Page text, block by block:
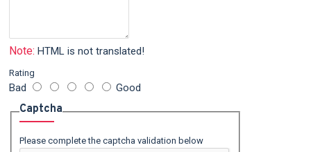
Note: HTML is not translated!
Rating
Bad Good
Captcha
Please complete the captcha validation below